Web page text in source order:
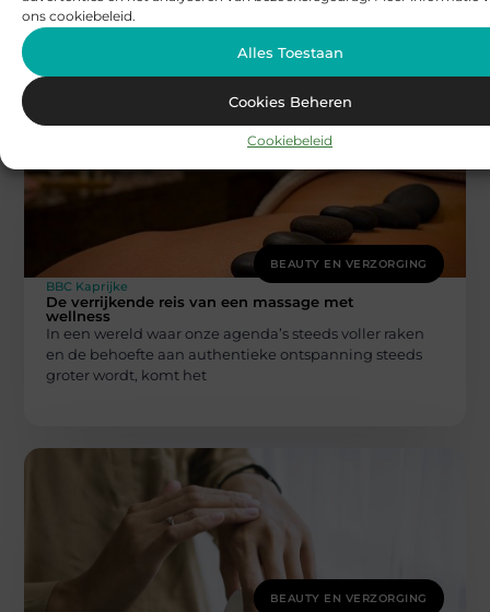
ons cookiebeleid.
Alles Toestaan
Cookies Beheren
Cookiebeleid
artsen moeten zien voor verschillende
BEAUTY EN VERZORGING
BBC Kaprijke
De verrijkende reis van een massage met
wellness
In een wereld waar onze agenda’s steeds voller raken
en de behoefte aan authentieke ontspanning steeds
groter wordt, komt het
BEAUTY EN VERZORGING